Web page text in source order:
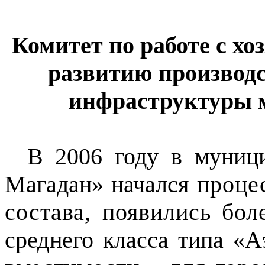
Комитет по работе с
развитию
инфраструктуры
В 2006 году в
Магадан» начался
состава, появились
среднего класса типа